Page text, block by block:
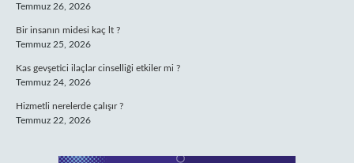
Temmuz 26, 2026
Bir insanın midesi kaç lt ?
Temmuz 25, 2026
Kas gevşetici ilaçlar cinselliği etkiler mi ?
Temmuz 24, 2026
Hizmetli nerelerde çalışır ?
Temmuz 22, 2026